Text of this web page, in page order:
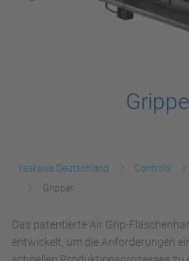
Yaskawa Deutschland Controls
Gripper
Das patentierte Air Grip-
entwickelt, um die Anforderungen